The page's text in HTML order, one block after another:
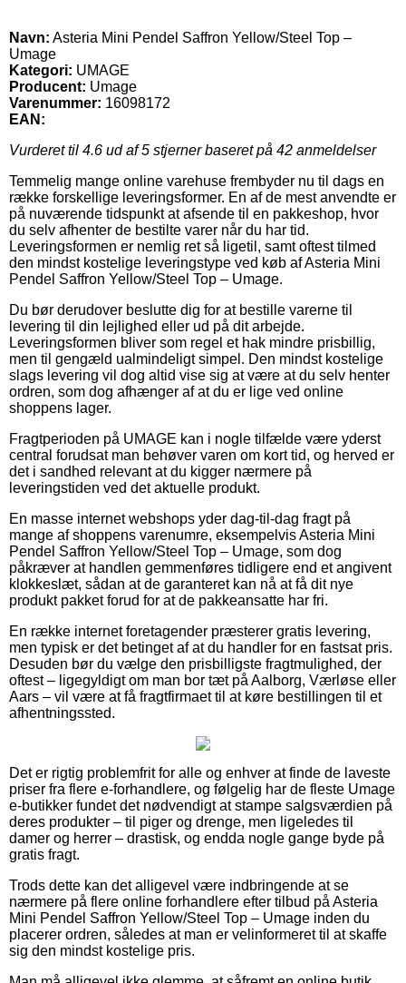
Navn: Asteria Mini Pendel Saffron Yellow/Steel Top –
Umage
Kategori: UMAGE
Producent: Umage
Varenummer: 16098172
EAN:
Vurderet til 4.6 ud af 5 stjerner baseret på 42 anmeldelser
Temmelig mange online varehuse frembyder nu til dags en
række forskellige leveringsformer. En af de mest anvendte er
på nuværende tidspunkt at afsende til en pakkeshop, hvor
du selv afhenter de bestilte varer når du har tid.
Leveringsformen er nemlig ret så ligetil, samt oftest tilmed
den mindst kostelige leveringstype ved køb af Asteria Mini
Pendel Saffron Yellow/Steel Top – Umage.
Du bør derudover beslutte dig for at bestille varerne til
levering til din lejlighed eller ud på dit arbejde.
Leveringsformen bliver som regel et hak mindre prisbillig,
men til gengæld ualmindeligt simpel. Den mindst kostelige
slags levering vil dog altid vise sig at være at du selv henter
ordren, som dog afhænger af at du er lige ved online
shoppens lager.
Fragtperioden på UMAGE kan i nogle tilfælde være yderst
central forudsat man behøver varen om kort tid, og herved er
det i sandhed relevant at du kigger nærmere på
leveringstiden ved det aktuelle produkt.
En masse internet webshops yder dag-til-dag fragt på
mange af shoppens varenumre, eksempelvis Asteria Mini
Pendel Saffron Yellow/Steel Top – Umage, som dog
påkræver at handlen gemmenføres tidligere end et angivent
klokkeslæt, sådan at de garanteret kan nå at få dit nye
produkt pakket forud for at de pakkeansatte har fri.
En række internet foretagender præsterer gratis levering,
men typisk er det betinget af at du handler for en fastsat pris.
Desuden bør du vælge den prisbilligste fragtmulighed, der
oftest – ligegyldigt om man bor tæt på Aalborg, Værløse eller
Aars – vil være at få fragtfirmaet til at køre bestillingen til et
afhentningssted.
Det er rigtig problemfrit for alle og enhver at finde de laveste
priser fra flere e-forhandlere, og følgelig har de fleste Umage
e-butikker fundet det nødvendigt at stampe salgsværdien på
deres produkter – til piger og drenge, men ligeledes til
damer og herrer – drastisk, og endda nogle gange byde på
gratis fragt.
Trods dette kan det alligevel være indbringende at se
nærmere på flere online forhandlere efter tilbud på Asteria
Mini Pendel Saffron Yellow/Steel Top – Umage inden du
placerer ordren, således at man er velinformeret til at skaffe
sig den mindst kostelige pris.